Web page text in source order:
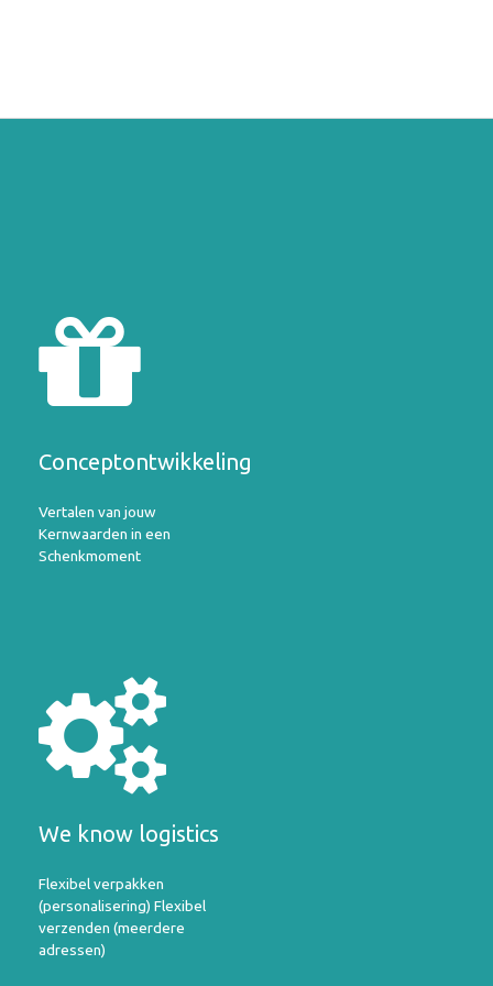
Conceptontwikkeling
Vertalen van jouw
Kernwaarden in een
Schenkmoment
We know logistics
Flexibel verpakken
(personalisering) Flexibel
verzenden (meerdere
adressen)